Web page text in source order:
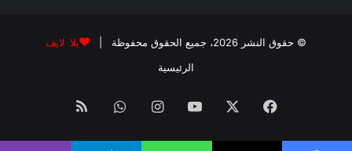
© حقوق النشر 2026، جميع الحقوق محفوظة | يلا لايف
الرئيسية
فيسبوك ‫YouTubeانستقرامواتساب
الموقع